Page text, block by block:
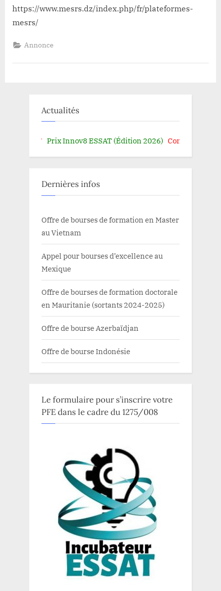
https://www.mesrs.dz/index.php/fr/plateformes-
mesrs/
Annonce
Actualités
Prix Innov8 ESSAT (Édition 2026) Consultation N° 012/
Dernières infos
Offre de bourses de formation en Master
au Vietnam
Appel pour bourses d’excellence au
Mexique
Offre de bourses de formation doctorale
en Mauritanie (sortants 2024-2025)
Offre de bourse Azerbaïdjan
Offre de bourse Indonésie
Le formulaire pour s’inscrire votre
PFE dans le cadre du 1275/008